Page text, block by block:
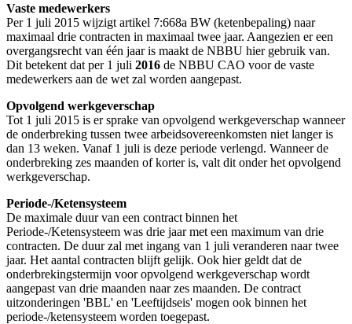
Vaste medewerkers
Per 1 juli 2015 wijzigt artikel 7:668a BW (ketenbepaling) naar
maximaal drie contracten in maximaal twee jaar. Aangezien er een
overgangsrecht van één jaar is maakt de NBBU hier gebruik van.
Dit betekent dat per 1 juli 2016 de NBBU CAO voor de vaste
medewerkers aan de wet zal worden aangepast.
Opvolgend werkgeverschap
Tot 1 juli 2015 is er sprake van opvolgend werkgeverschap wanneer
de onderbreking tussen twee arbeidsovereenkomsten niet langer is
dan 13 weken. Vanaf 1 juli is deze periode verlengd. Wanneer de
onderbreking zes maanden of korter is, valt dit onder het opvolgend
werkgeverschap.
Periode-/Ketensysteem
De maximale duur van een contract binnen het
Periode-/Ketensysteem was drie jaar met een maximum van drie
contracten. De duur zal met ingang van 1 juli veranderen naar twee
jaar. Het aantal contracten blijft gelijk. Ook hier geldt dat de
onderbrekingstermijn voor opvolgend werkgeverschap wordt
aangepast van drie maanden naar zes maanden. De contract
uitzonderingen 'BBL' en 'Leeftijdseis' mogen ook binnen het
periode-/ketensysteem worden toegepast.